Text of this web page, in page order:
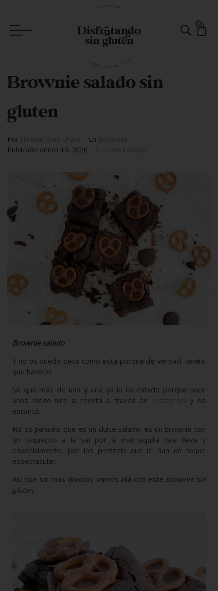
Brownie salado sin
gluten
Por Helena Oses Ursua En Brownies
Publicado enero 13, 2020 0 Comentario(s)
Brownie salado.
Y no os puedo decir cómo esta porque de verdad, tenéis
que hacerlo.
Sé que más de uno y una ya lo ha catado porque hace
unos mese hice la receta a través de Instagram y os
encantó.
No os penséis que es un dulce salado: es un brownie con
un toquecito a la sal por la mantequilla que lleva y
especialmente, por los pretzels que le dan un toque
espectacular.
Así que sin mas dilación, vamos allá con este brownie sin
gluten.